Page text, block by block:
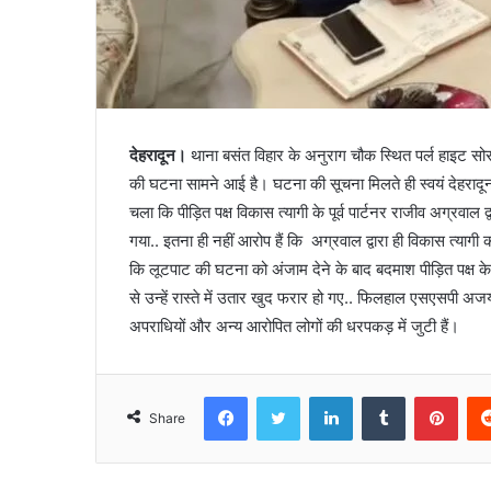
देहरादून। थाना बसंत विहार के अनुराग चौक स्थित पर्ल हाइट
की घटना सामने आई है। घटना की सूचना मिलते ही स्वयं
चला कि पीड़ित पक्ष विकास त्यागी के पूर्व पार्टनर राजीव
गया.. इतना ही नहीं आरोप हैं कि अग्रवाल द्वारा ही विकास
कि लूटपाट की घटना को अंजाम देने के बाद बदमाश पीड़ित
से उन्हें रास्ते में उतार खुद फरार हो गए.. फिलहाल एसएसपी
अपराधियों और अन्य आरोपित लोगों की धरपकड़ में जुटी हैं।
Share